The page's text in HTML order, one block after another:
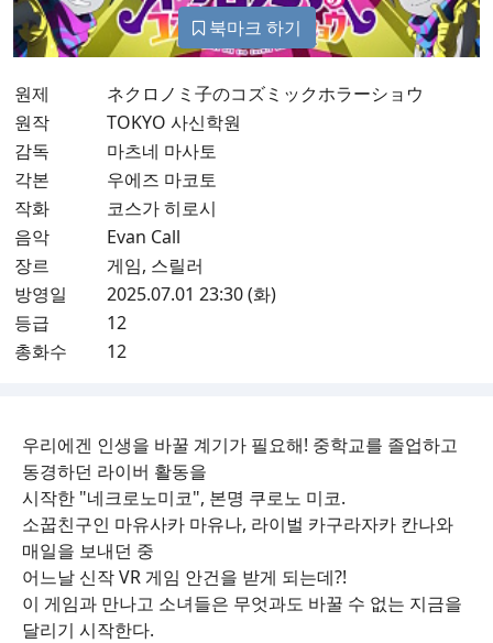
북마크 하기
원제
ネクロノミ子のコズミックホラーショウ
원작
TOKYO 사신학원
감독
마츠네 마사토
각본
우에즈 마코토
작화
코스가 히로시
음악
Evan Call
장르
게임, 스릴러
방영일
2025.07.01 23:30 (화)
등급
12
총화수
12
우리에겐 인생을 바꿀 계기가 필요해! 중학교를 졸업하고
동경하던 라이버 활동을
시작한 "네크로노미코", 본명 쿠로노 미코.
소꿉친구인 마유사카 마유나, 라이벌 카구라자카 칸나와
매일을 보내던 중
어느날 신작 VR 게임 안건을 받게 되는데?!
이 게임과 만나고 소녀들은 무엇과도 바꿀 수 없는 지금을
달리기 시작한다.